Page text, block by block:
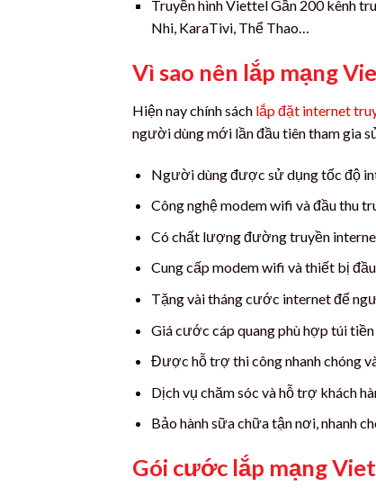
Truyền hình Viettel Gần 200 kênh
Nhi, KaraTivi, Thể Thao…
Vì sao nên lắp mạng
Hiện nay chính sách lắp đặt internet
người dùng mới lần đầu tiên tham gia
Người dùng được sử dụng tốc độ
Công nghệ modem wifi và đầu thu
Có chất lượng đường truyền
Cung cấp modem wifi và thiết bị
Tặng vài tháng cước internet để
Giá cước cáp quang phù hợp túi
Được hỗ trợ thi công nhanh chóng
Dịch vụ chăm sóc và hỗ trợ khách
Bảo hành sữa chữa tận nơi, nhanh
Gói cước lắp mạng